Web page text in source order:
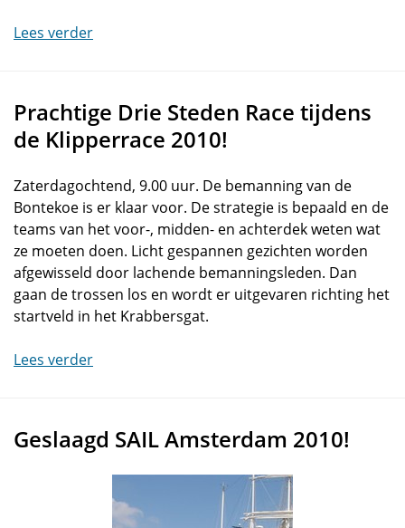
Lees verder
Prachtige Drie Steden Race tijdens
de Klipperrace 2010!
Zaterdagochtend, 9.00 uur. De bemanning van de
Bontekoe is er klaar voor. De strategie is bepaald en de
teams van het voor-, midden- en achterdek weten wat
ze moeten doen. Licht gespannen gezichten worden
afgewisseld door lachende bemanningsleden. Dan
gaan de trossen los en wordt er uitgevaren richting het
startveld in het Krabbersgat.
Lees verder
Geslaagd SAIL Amsterdam 2010!